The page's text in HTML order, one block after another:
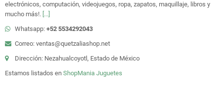
electrónicos, computación, videojuegos, ropa, zapatos, maquillaje, libros y
mucho más!. [...]
Whatsapp: +52 5534292043
Correo: ventas@quetzaliashop.net
Dirección: Nezahualcoyotl, Estado de México
Estamos listados en ShopMania Juguetes